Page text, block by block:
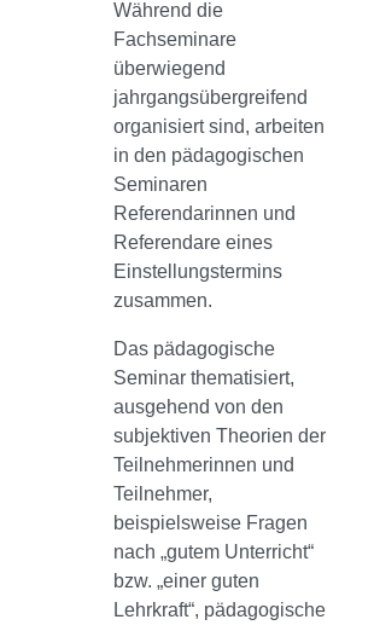
Während die
Fachseminare
überwiegend
jahrgangsübergreifend
organisiert sind, arbeiten
in den pädagogischen
Seminaren
Referendarinnen und
Referendare eines
Einstellungstermins
zusammen.
Das pädagogische
Seminar thematisiert,
ausgehend von den
subjektiven Theorien der
Teilnehmerinnen und
Teilnehmer,
beispielsweise Fragen
nach „gutem Unterricht“
bzw. „einer guten
Lehrkraft“, pädagogische